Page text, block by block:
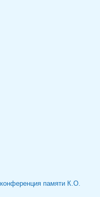
памяти К.О.